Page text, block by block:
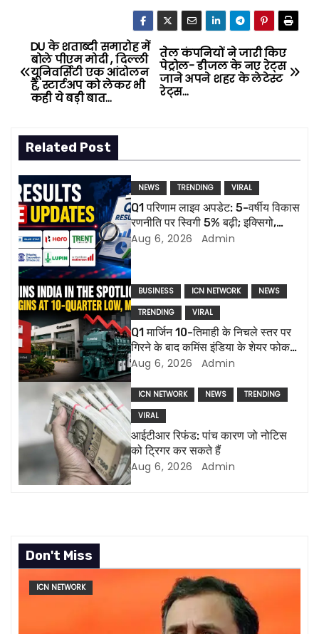
P
o
t
n
a
v
i
g
a
t
i
o
n
तेल कंपनियों ने जारी किए
पेट्रोल- डीजल के नए रेट्स
जाने अपने शहर के लेटेस्ट
रेट्स…
DU के शताब्दी समारोह में
बोले पीएम मोदी , दिल्ली
यूनिवर्सिटी एक आंदोलन
है, स्‍टार्टअप को लेकर भी
कही ये बड़ी बात…
Related Post
NEWS TRENDING VIRAL
Q1 परिणाम लाइव अपडेट: 5-वर्षीय विकास
रणनीति पर स्विगी 5% बढ़ी; इक्सिगो,
ल्यूपिन की रिपोर्ट आज
Aug 6, 2026 Admin
BUSINESS ICN NETWORK
NEWS
TRENDING
VIRAL
Q1 मार्जिन 10-तिमाही के निचले स्तर पर
गिरने के बाद कमिंस इंडिया के शेयर फोकस
में हैं, एमडी ने इस्तीफा दिया
Aug 6, 2026 Admin
ICN NETWORK NEWS
TRENDING
VIRAL
आईटीआर रिफंड: पांच कारण जो नोटिस
को ट्रिगर कर सकते हैं
Aug 6, 2026 Admin
Don't Miss
ICN NETWORK